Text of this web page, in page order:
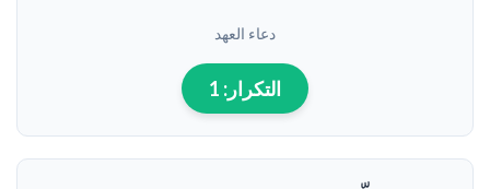
دعاء العهد
التكرار: 1